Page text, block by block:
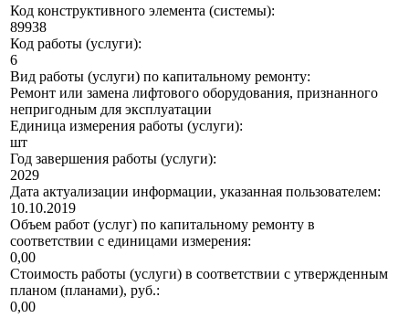
Код конструктивного элемента (системы):
89938
Код работы (услуги):
6
Вид работы (услуги) по капитальному ремонту:
Ремонт или замена лифтового оборудования, признанного
непригодным для эксплуатации
Единица измерения работы (услуги):
шт
Год завершения работы (услуги):
2029
Дата актуализации информации, указанная пользователем:
10.10.2019
Объем работ (услуг) по капитальному ремонту в
соответствии с единицами измерения:
0,00
Стоимость работы (услуги) в соответствии с утвержденным
планом (планами), руб.:
0,00